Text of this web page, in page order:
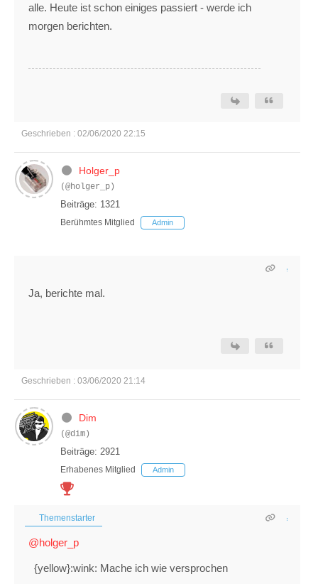
alle. Heute ist schon einiges passiert - werde ich
morgen berichten.
Geschrieben : 02/06/2020 22:15
Holger_p
(@holger_p)
Beiträge: 1321
Berühmtes Mitglied Admin
Ja, berichte mal.
Geschrieben : 03/06/2020 21:14
Dim
(@dim)
Beiträge: 2921
Erhabenes Mitglied Admin
Themenstarter
@holger_p
{yellow}:wink: Mache ich wie versprochen